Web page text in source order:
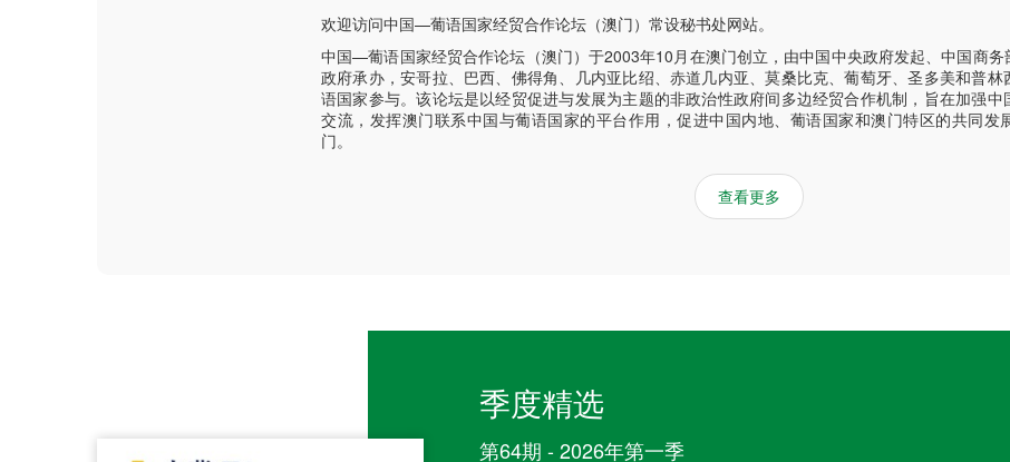
欢迎访问中国—葡语国家经贸合作论坛（澳门）常设秘书处网站。
中国—葡语国家经贸合作论坛（澳门）于2003年10月在澳门创立，由中国中央政府发起、中国商
政府承办，安哥拉、巴西、佛得角、几内亚比绍、赤道几内亚、莫桑比克、葡萄牙、圣多美和普
语国家参与。该论坛是以经贸促进与发展为主题的非政治性政府间多边经贸合作机制，旨在加强
交流，发挥澳门联系中国与葡语国家的平台作用，促进中国内地、葡语国家和澳门特区的共同发
门。
查看更多
季度精选
第64期 - 2026年第一季